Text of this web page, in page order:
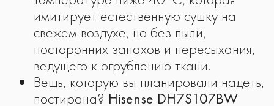
имитирует естественную сушку на
свежем воздухе, но без пыли,
посторонних запахов и пересыхания,
ведущего к огрублению ткани.
Вещь, которую вы планировали надеть,
постирана? Hisense DH7S107BW